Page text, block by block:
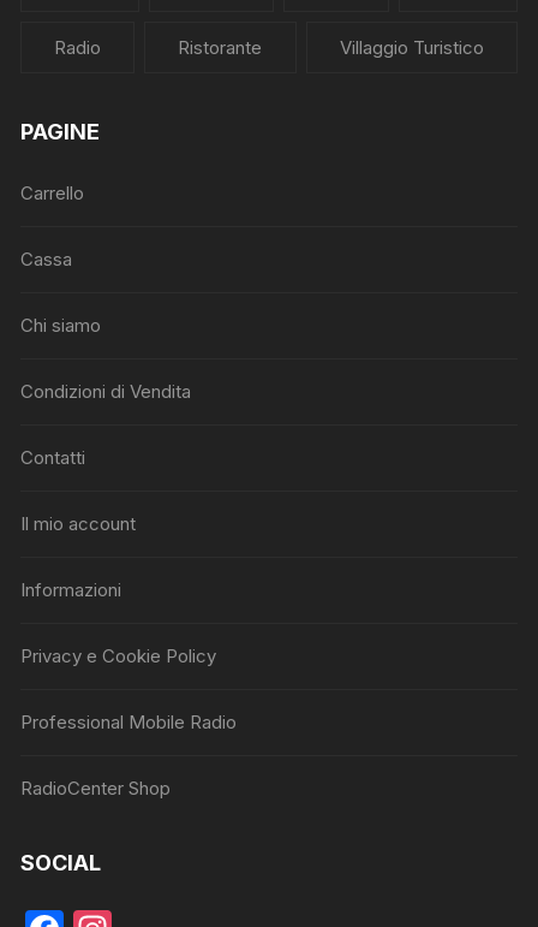
Radio Ristorante Villaggio Turistico
PAGINE
Carrello
Cassa
Chi siamo
Condizioni di Vendita
Contatti
Il mio account
Informazioni
Privacy e Cookie Policy
Professional Mobile Radio
RadioCenter Shop
SOCIAL